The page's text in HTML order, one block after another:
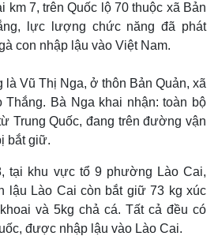
km 7, trên Quốc lộ 70 thuộc xã Bản
lực lượng chức năng đã phát
con nhập lậu vào Việt Nam.
là Vũ Thị Nga, ở thôn Bản Quản, xã
Thắng. Bà Nga khai nhận: toàn bộ
Trung Quốc, đang trên đường vận
bắt giữ.
tại khu vực tổ 9 phường Lào Cai,
lậu Lào Cai còn bắt giữ 73 kg xúc
và 5kg chả cá. Tất cả đều có
được nhập lậu vào Lào Cai.